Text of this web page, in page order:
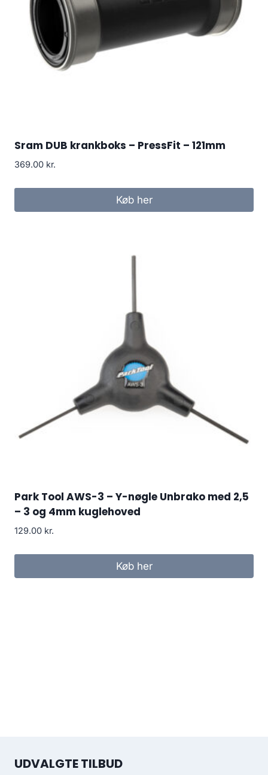
Sram DUB krankboks – PressFit – 121mm
369.00 kr.
Køb her
Park Tool AWS-3 – Y-nøgle Unbrako med 2,5
– 3 og 4mm kuglehoved
129.00 kr.
Køb her
UDVALGTE TILBUD